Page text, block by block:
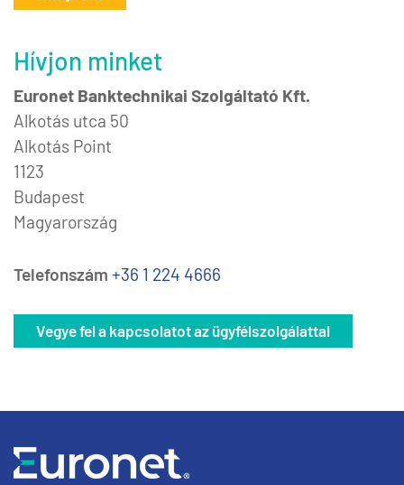
Hívjon minket
Euronet Banktechnikai Szolgáltató Kft.
Alkotás utca 50
Alkotás Point
1123
Budapest
Magyarország
Telefonszám +36 1 224 4666
Vegye fel a kapcsolatot az ügyfélszolgálattal